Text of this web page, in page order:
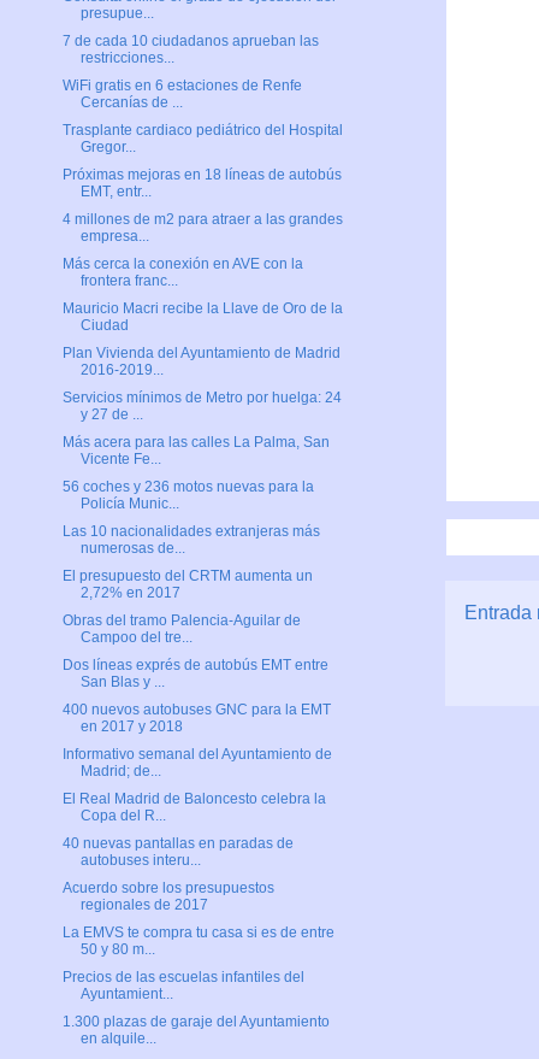
Entrada
presupue...
7 de cada 10 ciudadanos aprueban las
restricciones...
WiFi gratis en 6 estaciones de Renfe
Cercanías de ...
Trasplante cardiaco pediátrico del Hospital
Gregor...
Próximas mejoras en 18 líneas de autobús
EMT, entr...
4 millones de m2 para atraer a las grandes
empresa...
Más cerca la conexión en AVE con la
frontera franc...
Mauricio Macri recibe la Llave de Oro de la
Ciudad
Plan Vivienda del Ayuntamiento de Madrid
2016-2019...
Servicios mínimos de Metro por huelga: 24
y 27 de ...
Más acera para las calles La Palma, San
Vicente Fe...
56 coches y 236 motos nuevas para la
Policía Munic...
Las 10 nacionalidades extranjeras más
numerosas de...
El presupuesto del CRTM aumenta un
2,72% en 2017
Obras del tramo Palencia-Aguilar de
Campoo del tre...
Dos líneas exprés de autobús EMT entre
San Blas y ...
400 nuevos autobuses GNC para la EMT
en 2017 y 2018
Informativo semanal del Ayuntamiento de
Madrid; de...
El Real Madrid de Baloncesto celebra la
Copa del R...
40 nuevas pantallas en paradas de
autobuses interu...
Acuerdo sobre los presupuestos
regionales de 2017
La EMVS te compra tu casa si es de entre
50 y 80 m...
Precios de las escuelas infantiles del
Ayuntamient...
1.300 plazas de garaje del Ayuntamiento
en alquile...